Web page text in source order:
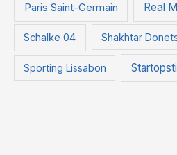
Paris Saint-Germain Real
Schalke 04 Shakhtar
Sporting Lissabon